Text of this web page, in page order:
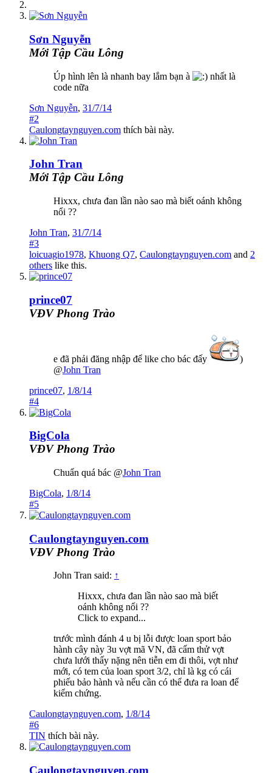
Sơn Nguyễn
Mới Tập Cầu Lông
Úp hình lên là nhanh bay lắm bạn à
nhất là
code nữa
Sơn Nguyễn, 31/7/14
#2
Caulongtaynguyen.com thích bài này.
John Tran
Mới Tập Cầu Lông
Hixxx, chưa đan lần nào sao mà biết oánh không
nổi ??
John Tran, 31/7/14
#3
loicuagio1978, Khuong Q7, Caulongtaynguyen.com and 2
others like this.
prince07
VĐV Phong Trào
e đã phải đăng nhập để like cho bác đấy
)
@John Tran
prince07, 1/8/14
#4
BigCola
VĐV Phong Trào
Chuẩn quá bác @John Tran
BigCola, 1/8/14
#5
Caulongtaynguyen.com
VĐV Phong Trào
John Tran said: ↑
Hixxx, chưa đan lần nào sao mà biết
oánh không nổi ??
Click to expand...
trước mình đánh 4 u bị lỗi được loan sport bảo
hành cây này 3u vợt mã VN, đã cẩm thử vợt
chưa lưới thấy nặng nên tiễn em đi thôi, vợt như
mới, có tem của loan sport 3/2, chỉ là kg có cái
phiếu bảo hành và nếu cần có thể đưa ra loan để
kiểm chứng.
Caulongtaynguyen.com, 1/8/14
#6
TIN thích bài này.
Caulongtaynguyen.com